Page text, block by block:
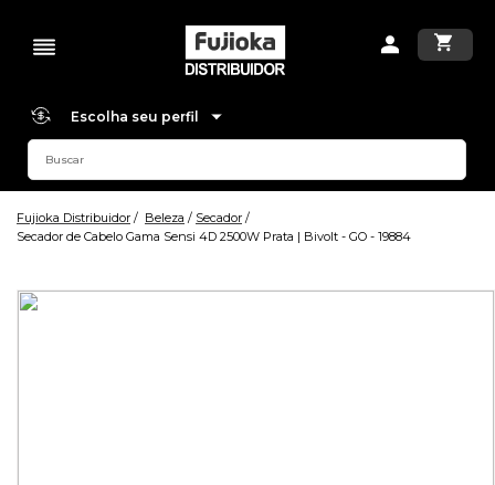
Escolha seu perfil
Fujioka Distribuidor Beleza
Secador
Secador de Cabelo Gama Sensi 4D 2500W Prata | Bivolt - GO - 19884